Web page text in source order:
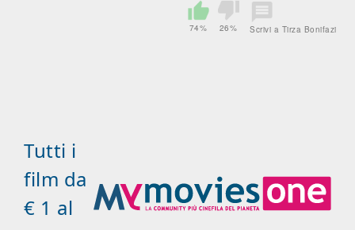
74% 26% Scrivi a Tirza Bonifazi
Tutti i
film da
€ 1 al